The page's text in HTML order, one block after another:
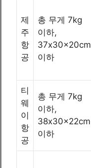
제
주
항
공
총 무게 7kg
이하,
37x30x20cm
이하
티
웨
이
항
공
총 무게 7kg
이하,
38x30x22cm
이하